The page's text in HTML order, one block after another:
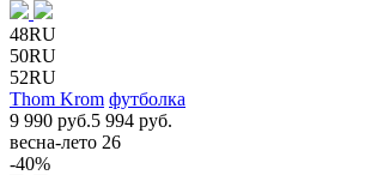
48RU
50RU
52RU
Thom Krom футболка
9 990 руб.5 994 руб.
весна-лето 26
-40%